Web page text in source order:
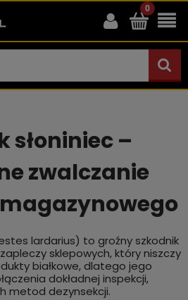
słoniniec –
zwalczanie
lardarius) to groźny szkodnik
sklepowych, który niszczy
białkowe, dlatego jego
dokładnej inspekcji,
metod dezynsekcji.